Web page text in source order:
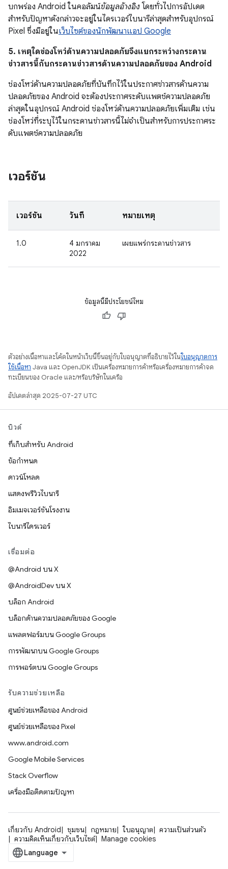
บกพร่อง Android ในคอลัมน์ข้อมูลอ้างอิง โดยทั่วไปการอัปเดต
สำหรับปัญหาดังกล่าวจะอยู่ในไดรเวอร์ไบนารีล่าสุดสำหรับอุปกรณ์
Pixel ซึ่งมีอยู่ในเว็บไซต์ของนักพัฒนาแอป Google
5. เหตุใดช่องโหว่ด้านความปลอดภัยจึงแยกระหว่างกระดาน
ข่าวสารนี้กับกระดานข่าวสารด้านความปลอดภัยของ Android
ช่องโหว่ด้านความปลอดภัยที่บันทึกไว้ในประกาศข่าวสารด้านความ
ปลอดภัยของ Android จะต้องประกาศระดับแพตช์ความปลอดภัย
ล่าสุดในอุปกรณ์ Android ช่องโหว่ด้านความปลอดภัยเพิ่มเติม เช่น
ช่องโหว่ที่ระบุไว้ในกระดานข่าวสารนี้ไม่จำเป็นสำหรับการประกาศระ
ดับแพตช์ความปลอดภัย
เวอร์ชัน
เวอร์ชัน วันที่ หมายเหตุ
1.0
4 มกราคม
2022
เผยแพร่กระดานข่าวสาร
ข้อมูลนี้มีประโยชน์ไหม
ตัวอย่างเนื้อหาและโค้ดในหน้าเว็บนี้ขึ้นอยู่กับใบอนุญาตที่อธิบายไว้ในใบอนุญาตการ
ใช้เนื้อหา Java และ OpenJDK เป็นเครื่องหมายการค้าหรือเครื่องหมายการค้าจด
ทะเบียนของ Oracle และ/หรือบริษัทในเครือ
อัปเดตล่าสุด 2025-07-27 UTC
บิวด์
ที่เก็บสำหรับ Android
ข้อกำหนด
ดาวน์โหลด
แสดงพรีวิวไบนารี
อิมเมจเวอร์ชันโรงงาน
ไบนารีไดรเวอร์
เชื่อมต่อ
@Android บน X
@AndroidDev บน X
บล็อก Android
บล็อกด้านความปลอดภัยของ Google
แพลตฟอร์มบน Google Groups
การพัฒนาบน Google Groups
การพอร์ตบน Google Groups
รับความช่วยเหลือ
ศูนย์ช่วยเหลือของ Android
ศูนย์ช่วยเหลือของ Pixel
www.android.com
Google Mobile Services
Stack Overflow
เครื่องมือติดตามปัญหา
เกี่ยวกับ Android ชุมชน กฎหมาย ใบอนุญาต
ความเป็นส่วนตัว
ความคิดเห็นเกี่ยวกับเว็บไซต์
Manage cookies